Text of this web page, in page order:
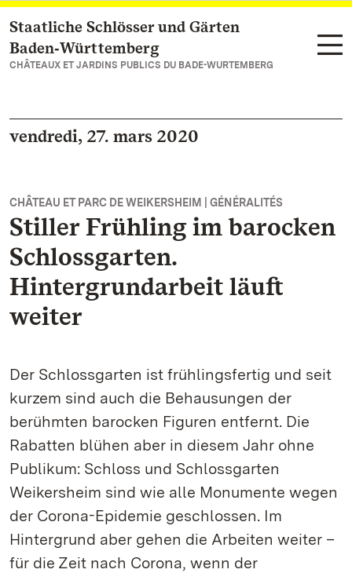
Vers la page d’accueil
Staatliche Schlösser und Gärten
Baden‑Württemberg
CHÂTEAUX ET JARDINS PUBLICS DU BADE-WURTEMBERG
vendredi, 27. mars 2020
CHÂTEAU ET PARC DE WEIKERSHEIM | GÉNÉRALITÉS
Stiller Frühling im barocken
Schlossgarten.
Hintergrundarbeit läuft
weiter
Der Schlossgarten ist frühlingsfertig und seit
kurzem sind auch die Behausungen der
berühmten barocken Figuren entfernt. Die
Rabatten blühen aber in diesem Jahr ohne
Publikum: Schloss und Schlossgarten
Weikersheim sind wie alle Monumente wegen
der Corona-Epidemie geschlossen. Im
Hintergrund aber gehen die Arbeiten weiter –
für die Zeit nach Corona, wenn der